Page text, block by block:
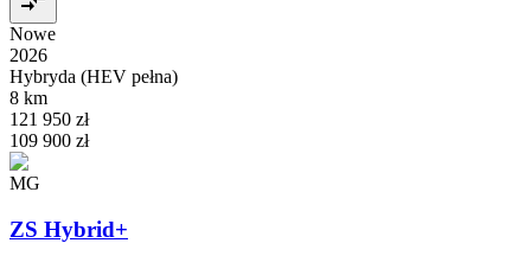
Nowe
2026
Hybryda (HEV pełna)
8 km
121 950 zł
109 900 zł
MG
ZS Hybrid+